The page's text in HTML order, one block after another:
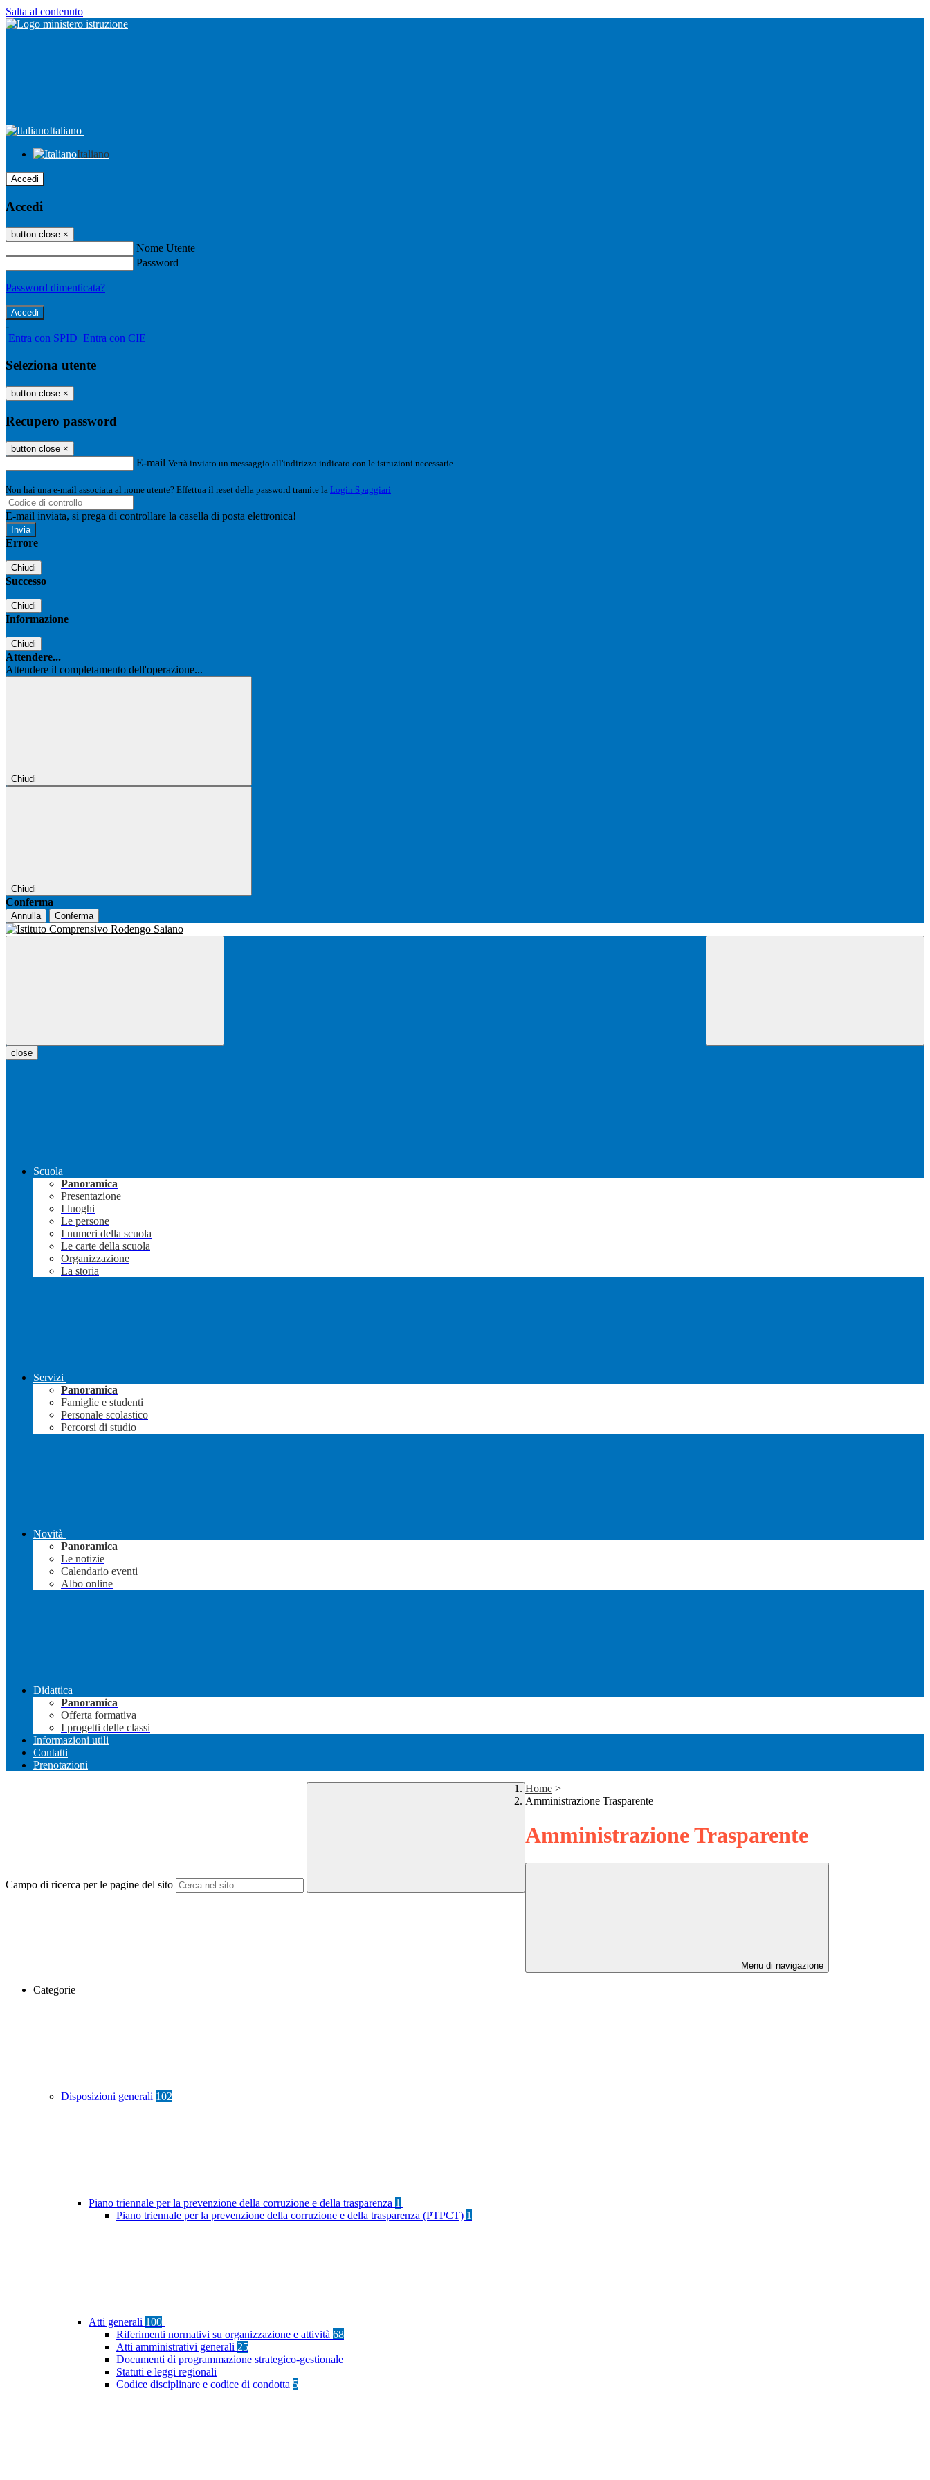
Salta al contenuto
Italiano
Italiano
Accedi
Accedi
button close ×
Nome Utente
Password
Password dimenticata?
-
Entra con SPID Entra con CIE
Seleziona utente
button close ×
Recupero password
button close ×
E-mail Verrà inviato un messaggio all'indirizzo indicato con le istruzioni necessarie.
Non hai una e-mail associata al nome utente? Effettua il reset della password tramite la Login Spaggiari
E-mail inviata, si prega di controllare la casella di posta elettronica!
Errore
Chiudi
Successo
Chiudi
Informazione
Chiudi
Attendere...
Attendere il completamento dell'operazione...
Chiudi
Chiudi
Conferma
Annulla Conferma
close
Scuola
Panoramica
Presentazione
I luoghi
Le persone
I numeri della scuola
Le carte della scuola
Organizzazione
La storia
Servizi
Panoramica
Famiglie e studenti
Personale scolastico
Percorsi di studio
Novità
Panoramica
Le notizie
Calendario eventi
Albo online
Didattica
Panoramica
Offerta formativa
I progetti delle classi
Informazioni utili
Contatti
Prenotazioni
Campo di ricerca per le pagine del sito
Home >
Amministrazione Trasparente
Amministrazione Trasparente
Menu di navigazione
Categorie
Disposizioni generali 102
Piano triennale per la prevenzione della corruzione e della trasparenza 1
Piano triennale per la prevenzione della corruzione e della trasparenza (PTPCT) 1
Atti generali 100
Riferimenti normativi su organizzazione e attività 68
Atti amministrativi generali 25
Documenti di programmazione strategico-gestionale
Statuti e leggi regionali
Codice disciplinare e codice di condotta 5